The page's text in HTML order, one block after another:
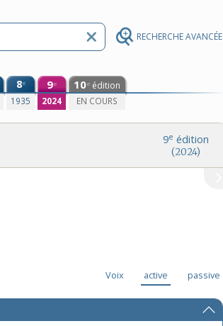
RECHERCHE AVANCÉE
8e
1935
9e
2024
10e édition
EN COURS
9e édition
(2024)
Voix active passive